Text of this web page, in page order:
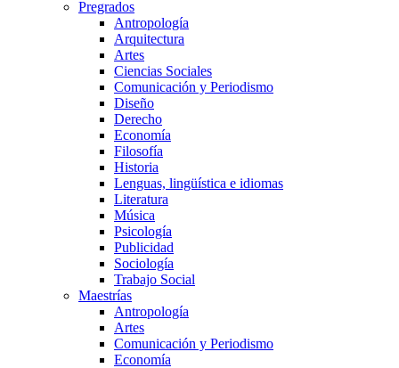
Pregrados
Antropología
Arquitectura
Artes
Ciencias Sociales
Comunicación y Periodismo
Diseño
Derecho
Economía
Filosofía
Historia
Lenguas, lingüística e idiomas
Literatura
Música
Psicología
Publicidad
Sociología
Trabajo Social
Maestrías
Antropología
Artes
Comunicación y Periodismo
Economía